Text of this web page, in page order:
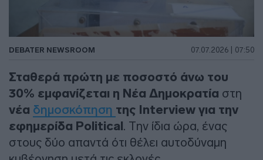
DEBATER NEWSROOM 07.07.2026 | 07:50
Σταθερά πρώτη με ποσοστό άνω του
30% εμφανίζεται η Νέα Δημοκρατία στη
νέα δημοσκόπηση της Interview για την
εφημερίδα Political. Την ίδια ώρα, ένας
στους δύο απαντά ότι θέλει αυτοδύναμη